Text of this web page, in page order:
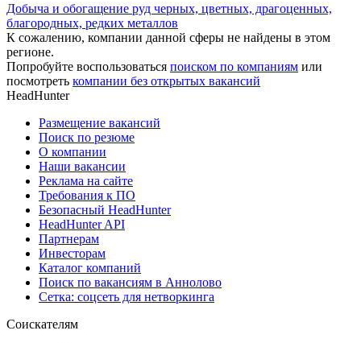
Добыча и обогащение руд черных, цветных, драгоценных,
благородных, редких металлов
К сожалению, компании данной сферы не найдены в этом
регионе.
Попробуйте воспользоваться поиском по компаниям или
посмотреть компании без открытых вакансий
HeadHunter
Размещение вакансий
Поиск по резюме
О компании
Наши вакансии
Реклама на сайте
Требования к ПО
Безопасный HeadHunter
HeadHunter API
Партнерам
Инвесторам
Каталог компаний
Поиск по вакансиям в Аннолово
Сетка: соцсеть для нетворкинга
Соискателям